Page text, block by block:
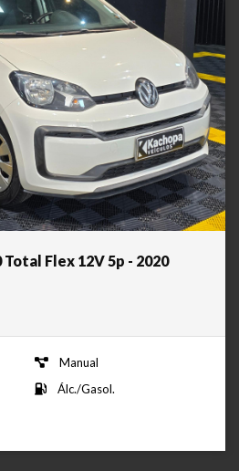
Flex 12V 5p - 2020
Manual
Álc./Gasol.